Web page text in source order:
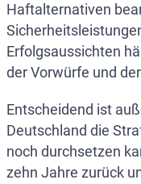
Haftalternativen
Erfolgsaussichten
der Vorwürfe und
Entscheidend ist
Deutschland die
noch durchsetzen
zehn Jahre zurück